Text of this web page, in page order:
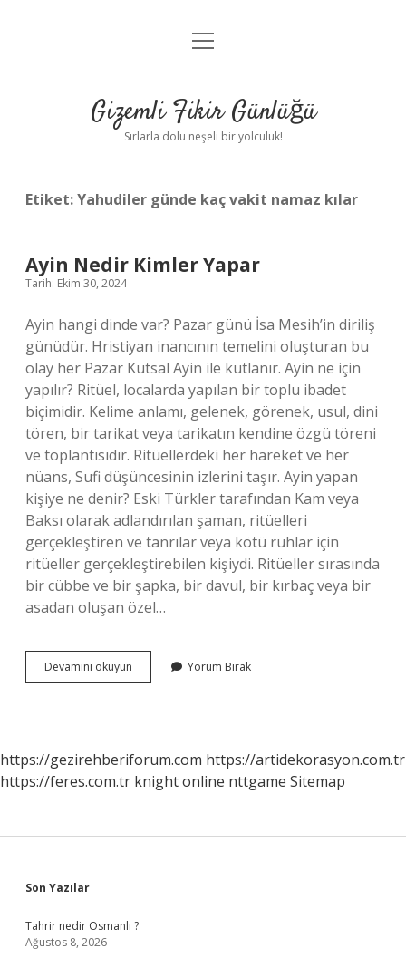
Anasayfa
Yasal Uyarı
menüyü
Gizemli Fikir Günlüğü
Sırlarla dolu neşeli bir yolculuk!
Etiket:Yahudiler günde kaç vakit namaz kılar
Ayin Nedir Kimler Yapar
Tarih: Ekim 30, 2024
Ayin hangi dinde var? Pazar günü İsa Mesih’in diriliş
günüdür. Hristiyan inancının temelini oluşturan bu
olay her Pazar Kutsal Ayin ile kutlanır. Ayin ne için
yapılır? Ritüel, localarda yapılan bir toplu ibadet
biçimidir. Kelime anlamı, gelenek, görenek, usul, dini
tören, bir tarikat veya tarikatın kendine özgü töreni
ve toplantısıdır. Ritüellerdeki her hareket ve her
nüans, Sufi düşüncesinin izlerini taşır. Ayin yapan
kişiye ne denir? Eski Türkler tarafından Kam veya
Baksı olarak adlandırılan şaman, ritüelleri
gerçekleştiren ve tanrılar veya kötü ruhlar için
ritüeller gerçekleştirebilen kişiydi. Ritüeller sırasında
bir cübbe ve bir şapka, bir davul, bir kırbaç veya bir
asadan oluşan özel…
Devamını okuyun
Nedir
Yorum Bırak
https://gezirehberiforum.com https://artidekorasyon.com.tr
https://feres.com.tr knight online nttgame Sitemap
Sidebar
Son Yazılar
Tahrir nedir Osmanlı ?
Ağustos 8, 2026